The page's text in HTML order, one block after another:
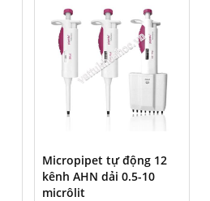
Micropipet tự động 12
kênh AHN dải 0.5-10
micrôlit